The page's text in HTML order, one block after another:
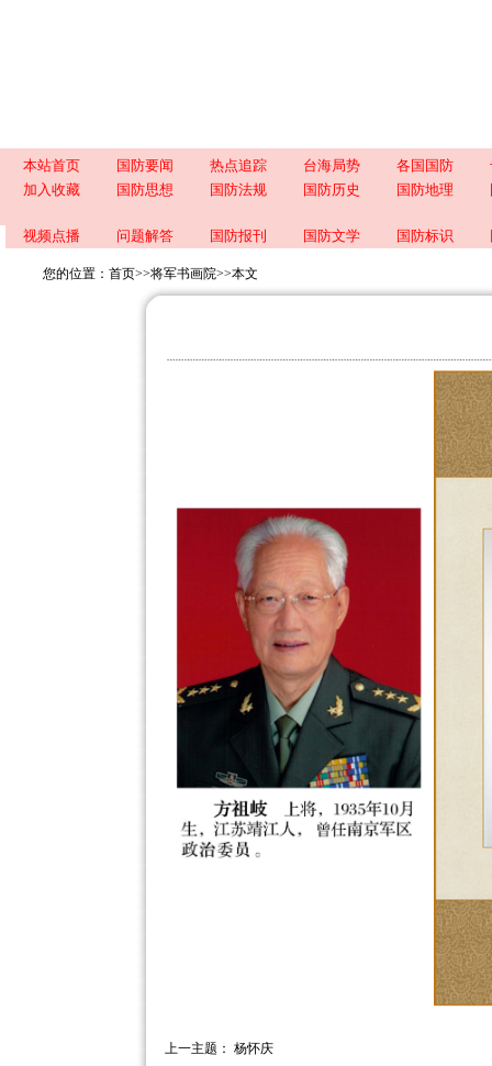
本站首页 国防要闻 热点追踪 台海局势 各国国防
加入收藏
国防思想 国防法规 国防历史 国防地理
视频点播 问题解答 国防报刊 国防文学 国防标识
您的位置： 首页>>将军书画院>>本文
上一主题：杨怀庆